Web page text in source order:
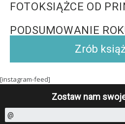
FOTOKSIĄŻCE OD
PODSUMOWANIE
Zrób
[instagram-feed]
Zostaw nam